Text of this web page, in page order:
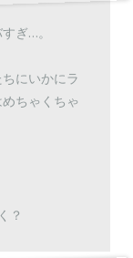
ぎ…。
にいかにラ
ちゃくちゃ
？